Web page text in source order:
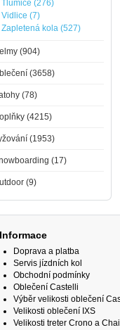
Tlumiče (276)
Vidlice (7)
Zapletená kola (527)
(904)
(3658)
(78)
(4215)
(1953)
(17)
(9)
Informace
Doprava a platba
Servis jízdních kol
Obchodní podmínky
Oblečení Castelli
Výběr velikosti oblečení
Velikosti oblečení IXS
Velikosti treter Crono a